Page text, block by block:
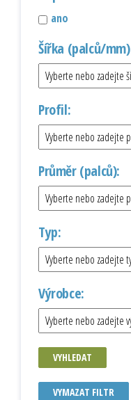
ano
Šířka (palců/mm)
Profil:
Průměr (palců):
Typ:
Výrobce:
VYHLEDAT
VYMAZAT FILTR